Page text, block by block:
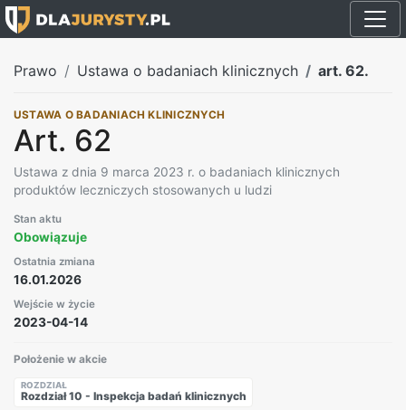
Prawo Ustawa o badaniach klinicznych art. 62.
USTAWA O BADANIACH KLINICZNYCH
Art. 62
Ustawa z dnia 9 marca 2023 r. o badaniach klinicznych
produktów leczniczych stosowanych u ludzi
Stan aktu
Obowiązuje
Ostatnia zmiana
16.01.2026
Wejście w życie
2023-04-14
Położenie w akcie
ROZDZIAŁ
Rozdział 10 - Inspekcja badań klinicznych